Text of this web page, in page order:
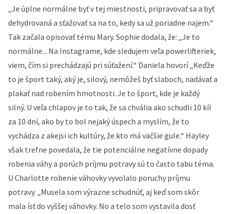
„Je úplne normálne byť v tej miestnosti, pripravovať sa a byť
dehydrovaná a sťažovať sa na to, kedy sa už poriadne najem.“
Tak začala opisovať tému Mary. Sophie dodala, že: „Je to
normálne... Na Instagrame, kde sledujem veľa powerlifteriek,
viem, čím si prechádzajú pri súťažení.“ Daniela hovorí „Keďže
to je šport taký, aký je, silový, nemôžeš byť slaboch, nadávať a
plakať nad robením hmotnosti. Je to šport, kde je každý
silný. U veľa chlapov je to tak, že sa chvália ako schudli 10 kíl
za 10 dní, ako by to bol nejaký úspech a myslím, že to
vychádza z akejsi ich kultúry, že kto má väčšie gule.“ Hayley
však trefne povedala, že tie potenciálne negatívne dopady
robenia váhy a porúch príjmu potravy sú to často tabu téma.
U Charlotte robenie váhovky vyvolalo poruchy príjmu
potravy. „Musela som výrazne schudnúť, aj keď som skôr
mala ísť do vyššej váhovky. No a telo som vystavila dosť